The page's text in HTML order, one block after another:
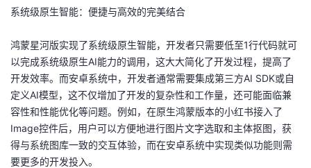
发
者
我
的
博
我
的
我
系统级原生智能：便捷与高效的完美结合
鸿蒙星河版实现了系统级原生智能，开发者只需要低至1行代码就可
以完成系统级原生AI能力的调用，这大大简化了开发过程，提高了
开发效率。而安卓系统中，开发者通常需要集成第三方AI SDK或自
定义AI模型，这不仅增加了开发的复杂性和工作量，还可能面临兼
容性和性能优化等问题。例如，在原生鸿蒙版本的小红书接入了
Image控件后，用户可以方便地进行图片文字选取和主体抠图，获
得与系统图库一致的交互体验，而在安卓系统中实现类似功能则需
要更多的开发投入。